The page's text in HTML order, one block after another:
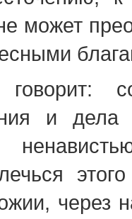
может
и
через